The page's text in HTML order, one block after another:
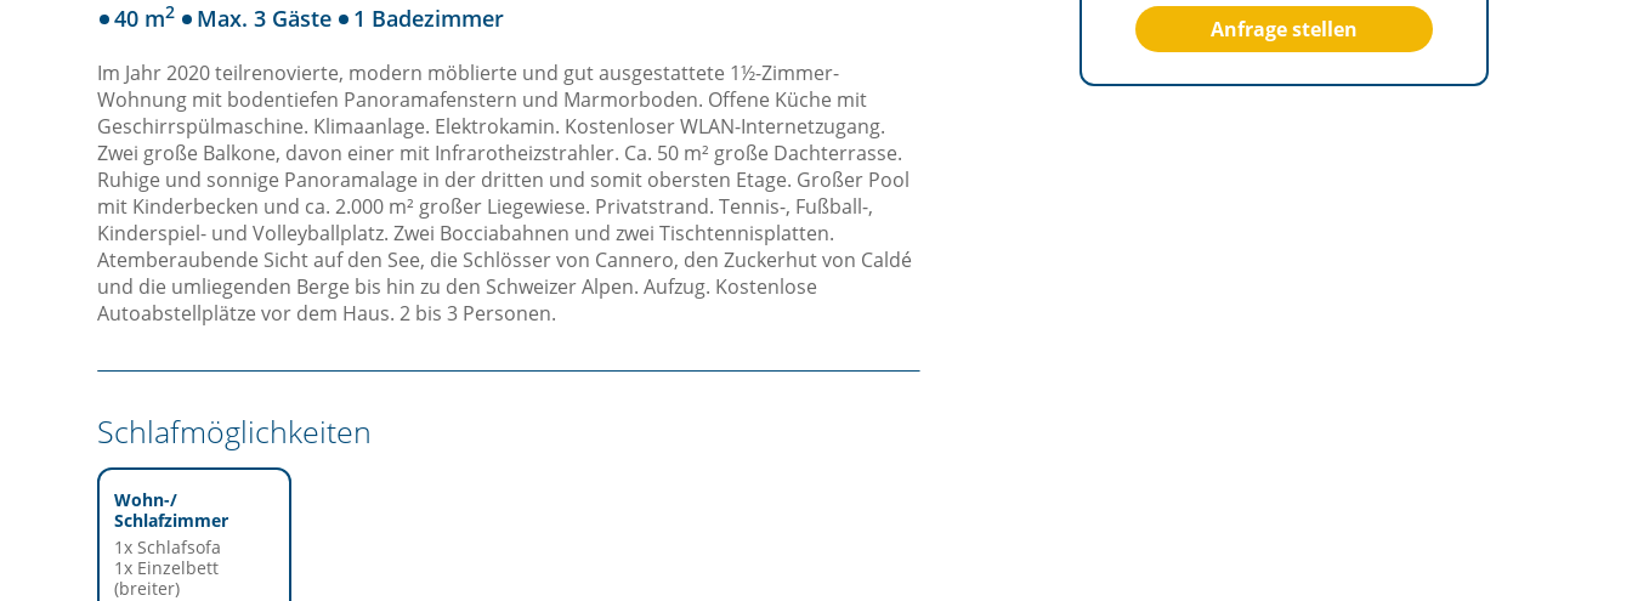
40 m2 Max. 3 Gäste 1 Badezimmer
Im Jahr 2020 teilrenovierte, modern möblierte und gut ausgestattete 1½-Zimmer-
Wohnung mit bodentiefen Panoramafenstern und Marmorboden. Offene Küche mit
Geschirrspülmaschine. Klimaanlage. Elektrokamin. Kostenloser WLAN-Internetzugang.
Zwei große Balkone, davon einer mit Infrarotheizstrahler. Ca. 50 m² große Dachterrasse.
Ruhige und sonnige Panoramalage in der dritten und somit obersten Etage. Großer Pool
mit Kinderbecken und ca. 2.000 m² großer Liegewiese. Privatstrand. Tennis-, Fußball-,
Kinderspiel- und Volleyballplatz. Zwei Bocciabahnen und zwei Tischtennisplatten.
Atemberaubende Sicht auf den See, die Schlösser von Cannero, den Zuckerhut von Caldé
und die umliegenden Berge bis hin zu den Schweizer Alpen. Aufzug. Kostenlose
Autoabstellplätze vor dem Haus. 2 bis 3 Personen.
Schlafmöglichkeiten
Wohn-/
Schlafzimmer
1x Schlafsofa
1x Einzelbett
(breiter)
Anfrage stellen